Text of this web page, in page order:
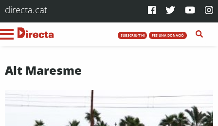
directa.cat
SUBSCRIU-T'HI FES UNA DONACIÓ
Alt Maresme